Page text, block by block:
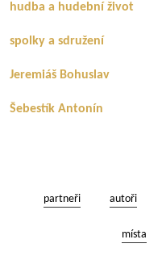
hudba a hudební život
spolky a sdružení
Jeremiáš Bohuslav
Šebestík Antonín
partneři autoři
místa